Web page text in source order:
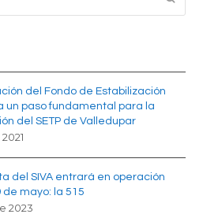
del Fondo de Estabilización
un paso fundamental para la
del SETP de Valledupar
del SIVA entrará en operación
de mayo: la 515
2023